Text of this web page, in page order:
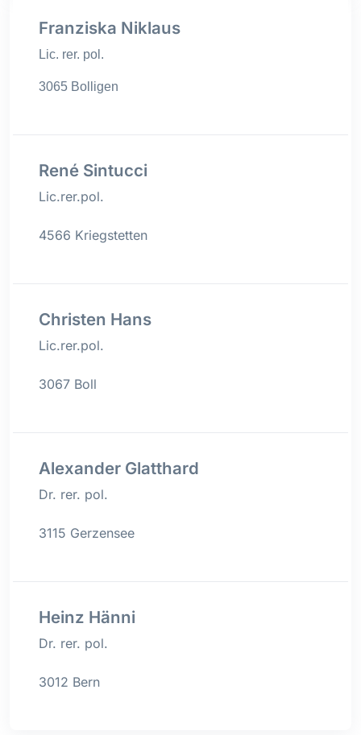
Franziska Niklaus
Lic. rer. pol.
3065 Bolligen
René Sintucci
Lic.rer.pol.
4566 Kriegstetten
Christen Hans
Lic.rer.pol.
3067 Boll
Alexander Glatthard
Dr. rer. pol.
3115 Gerzensee
Heinz Hänni
Dr. rer. pol.
3012 Bern